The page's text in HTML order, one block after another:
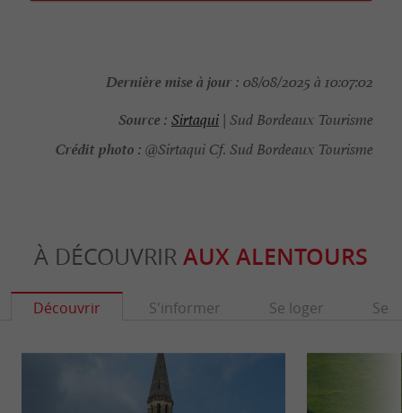
Dernière mise à jour : 08/08/2025 à 10:07:02
Source : Sirtaqui | Sud Bordeaux Tourisme
Crédit photo : @Sirtaqui Cf. Sud Bordeaux Tourisme
À DÉCOUVRIR AUX ALENTOURS
Découvrir S'informer Se loger Se